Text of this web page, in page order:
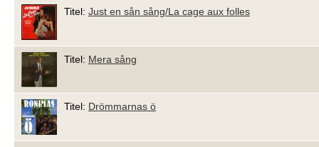
Titel: Just en sån sång/La cage aux folles
Titel: Mera sång
Titel: Drömmarnas ö